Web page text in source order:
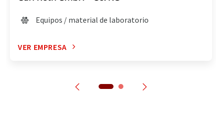
Equipos / material de laboratorio
VER EMPRESA